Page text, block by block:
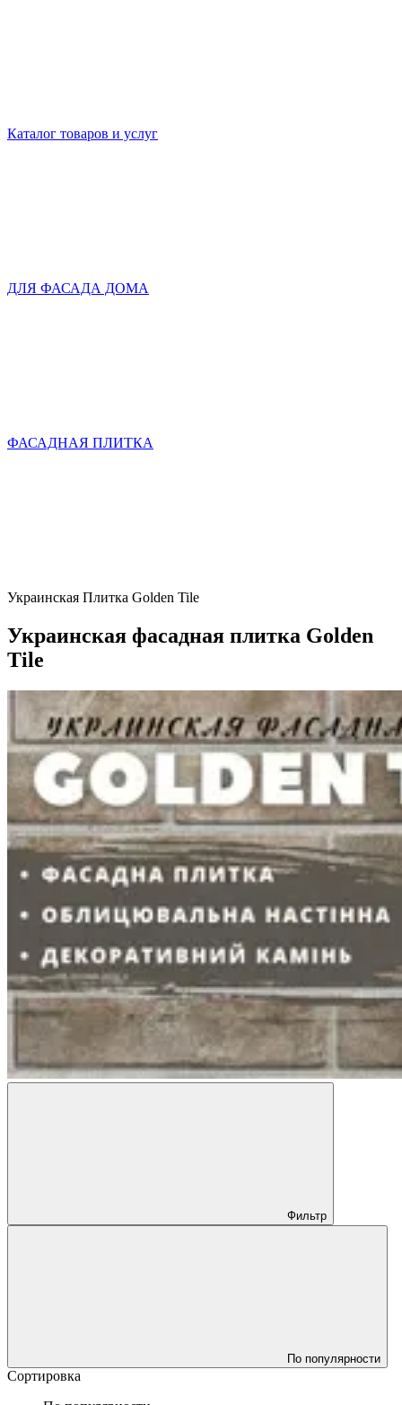
Каталог товаров и услуг
ДЛЯ ФАСАДА ДОМА
ФАСАДНАЯ ПЛИТКА
Украинская Плитка Golden Tile
Украинская фасадная плитка Golden
Tile
Фильтр
По популярности
Сортировка